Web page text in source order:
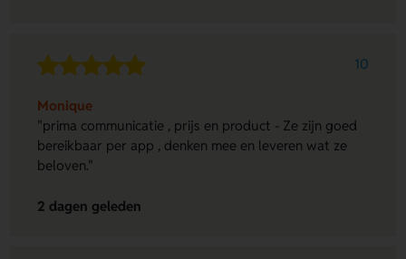
10
Monique
"prima communicatie , prijs en product - Ze zijn goed
bereikbaar per app , denken mee en leveren wat ze
beloven."
2 dagen geleden